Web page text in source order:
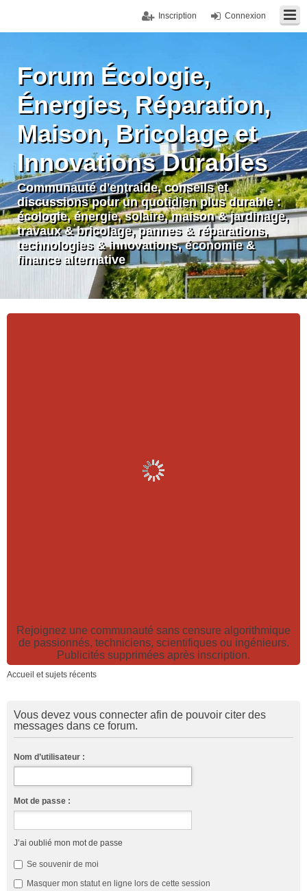
Connexion
Inscription
Forum Écologie,
Énergies, Réparation,
Maison, Bricolage et
Innovations Durables
Communauté d'entraide, conseils et
discussions pour un quotidien plus durable :
écologie, énergie, solaire, maison & jardinage,
travaux & bricolage, pannes & réparations,
technologies & innovations, économie &
finance alternative
Rejoignez une communauté sans censure algorithmique
de passionnés, techniciens, scientifiques ou ingénieurs.
Publicités supprimées après inscription.
Accueil et sujets récents
Vous devez vous connecter afin de pouvoir citer des
messages dans ce forum.
Nom d’utilisateur :
Mot de passe :
J’ai oublié mon mot de passe
Se souvenir de moi
Masquer mon statut en ligne lors de cette session